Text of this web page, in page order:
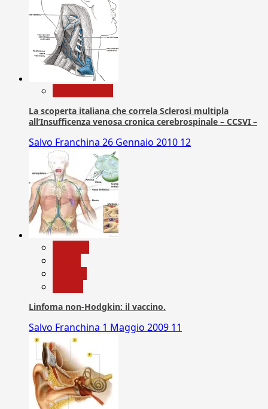
La scoperta italiana che correla Sclerosi multipla
all’Insufficenza venosa cronica cerebrospinale – CCSVI –
Salvo Franchina 26 Gennaio 2010 12
Linfoma non-Hodgkin: il vaccino.
Salvo Franchina 1 Maggio 2009 11